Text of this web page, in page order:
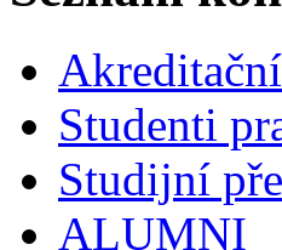
Studenti
Studijní
ALUMNI